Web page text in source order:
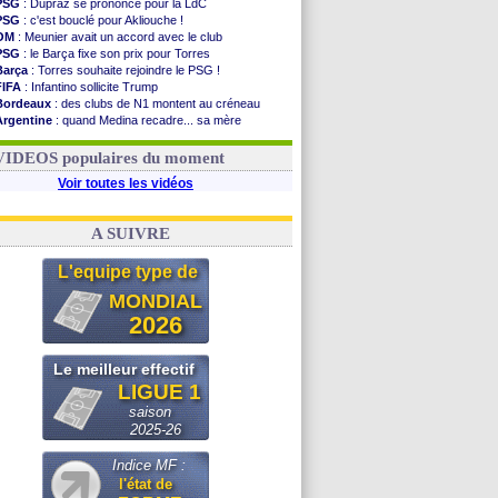
: Dupraz se prononce pour la LdC
: c'est bouclé pour Akliouche !
: Meunier avait un accord avec le club
: le Barça fixe son prix pour Torres
: Torres souhaite rejoindre le PSG !
: Infantino sollicite Trump
: des clubs de N1 montent au créneau
: quand Medina recadre... sa mère
: Paixão attire un 2e club anglais
populaires du moment
Voir toutes les vidéos
A SUIVRE
L'equipe type de
MONDIAL
2026
Le meilleur effectif
LIGUE 1
saison
2025-26
Indice MF :
l'état de